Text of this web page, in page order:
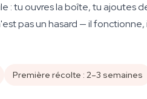
: tu ouvres la boîte, tu ajoutes
pas un hasard — il
Première récolte : 2–3 semaines